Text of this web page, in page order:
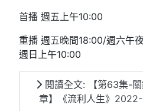
首播 週五上午10:00
重播 週五晚間18:00/週六午
週日上午10:00
閱讀全文: 【第63集-關
章】《流利人生》